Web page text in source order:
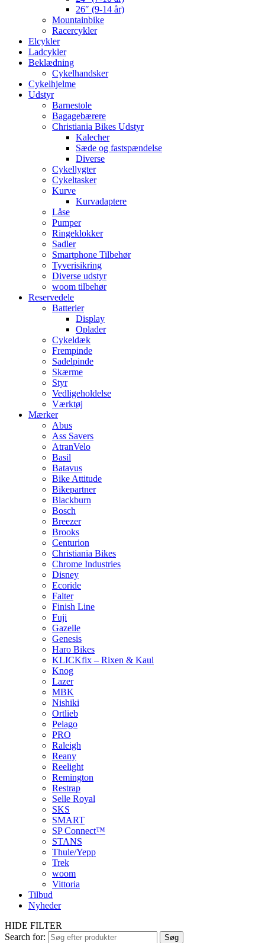
26″ (9-14 år)
Mountainbike
Racercykler
Elcykler
Ladcykler
Beklædning
Cykelhandsker
Cykelhjelme
Udstyr
Barnestole
Bagagebærere
Christiania Bikes Udstyr
Kalecher
Sæde og fastspændelse
Diverse
Cykellygter
Cykeltasker
Kurve
Kurvadaptere
Låse
Pumper
Ringeklokker
Sadler
Smartphone Tilbehør
Tyverisikring
Diverse udstyr
woom tilbehør
Reservedele
Batterier
Display
Oplader
Cykeldæk
Frempinde
Sadelpinde
Skærme
Styr
Vedligeholdelse
Værktøj
Mærker
Abus
Ass Savers
AtranVelo
Basil
Batavus
Bike Attitude
Bikepartner
Blackburn
Bosch
Breezer
Brooks
Centurion
Christiania Bikes
Chrome Industries
Disney
Ecoride
Falter
Finish Line
Fuji
Gazelle
Genesis
Haro Bikes
KLICKfix – Rixen & Kaul
Knog
Lazer
MBK
Nishiki
Ortlieb
Pelago
PRO
Raleigh
Reany
Reelight
Remington
Restrap
Selle Royal
SKS
SMART
SP Connect™
STANS
Thule/Yepp
Trek
woom
Vittoria
Tilbud
Nyheder
HIDE FILTER
Search for:
Søg